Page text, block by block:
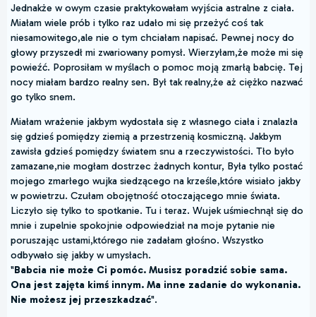
Jednakże w owym czasie praktykowałam wyjścia astralne z ciała.
Miałam wiele prób i tylko raz udało mi się przeżyć coś tak
niesamowitego,ale nie o tym chciałam napisać. Pewnej nocy do
głowy przyszedł mi zwariowany pomysł. Wierzyłam,że może mi się
powieźć. Poprosiłam w myślach o pomoc moją zmarłą babcię. Tej
nocy miałam bardzo realny sen. Był tak realny,że aż ciężko nazwać
go tylko snem.
Miałam wrażenie jakbym wydostała się z własnego ciała i znalazła
się gdzieś pomiędzy ziemią a przestrzenią kosmiczną. Jakbym
zawisła gdzieś pomiędzy światem snu a rzeczywistości. Tło było
zamazane,nie mogłam dostrzec żadnych kontur, Była tylko postać
mojego zmarłego wujka siedzącego na krześle,które wisiało jakby
w powietrzu. Czułam obojętność otoczającego mnie świata.
Liczyło się tylko to spotkanie. Tu i teraz. Wujek uśmiechnął się do
mnie i zupelnie spokojnie odpowiedział na moje pytanie nie
poruszając ustami,którego nie zadałam głośno. Wszystko
odbywało się jakby w umysłach.
"Babcia nie może Ci pomóc. Musisz poradzić sobie sama.
Ona jest zajęta kimś innym. Ma inne zadanie do wykonania.
Nie możesz jej przeszkadzać".